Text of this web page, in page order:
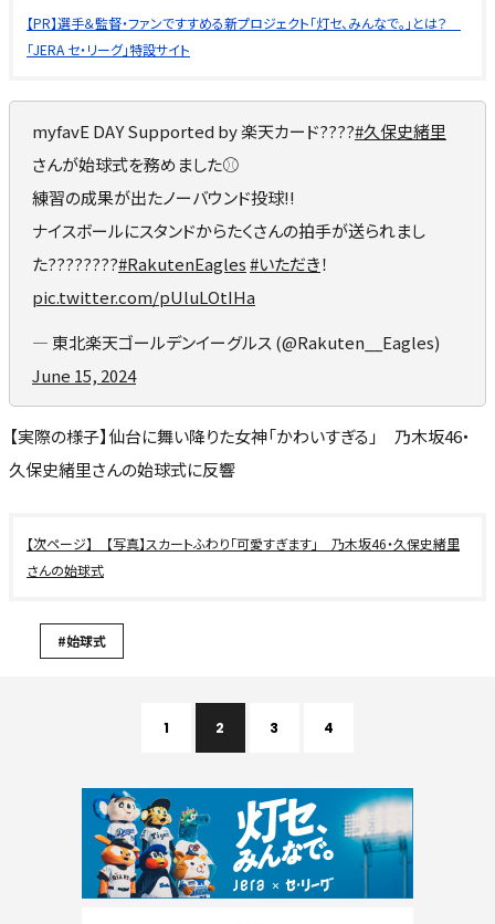
【PR】選手＆監督・ファンですすめる新プロジェクト「灯セ、みんなで。」とは？
「JERA セ・リーグ」特設サイト
myfavE DAY Supported by 楽天カード????#久保史緒里
さんが始球式を務めました⚾️
練習の成果が出たノーバウンド投球!!
ナイスボールにスタンドからたくさんの拍手が送られまし
た????????#RakutenEagles#いただき！
pic.twitter.com/pUluLOtIHa
— 東北楽天ゴールデンイーグルス (@Rakuten__Eagles)
June 15, 2024
【実際の様子】仙台に舞い降りた女神「かわいすぎる」 乃木坂46・
久保史緒里さんの始球式に反響
【写真】スカートふわり「可愛すぎます」 乃木坂46・久保史緒里
さんの始球式
#始球式
1 2 3 4